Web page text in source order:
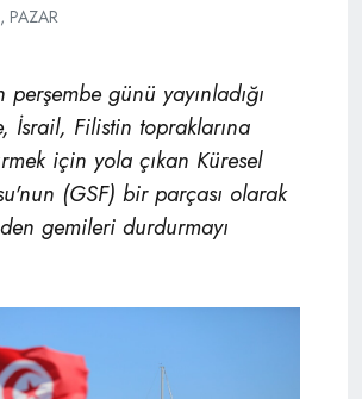
PAZAR
günü yayınladığı
İsrail, Filistin topraklarına
için yola çıkan Küresel
(GSF) bir parçası olarak
gemileri durdurmayı